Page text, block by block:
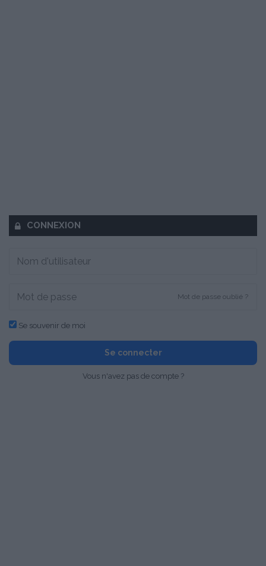
CONNEXION
Mot de passe oublié ?
Se souvenir de moi
Se connecter
Vous n'avez pas de compte ?